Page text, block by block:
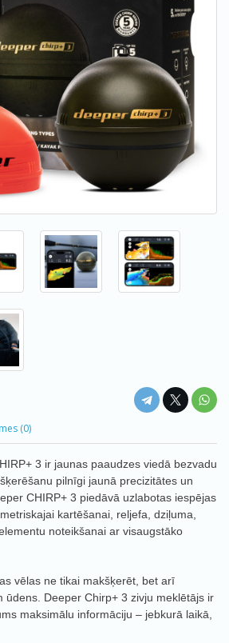
(0)
3 ir jaunas paaudzes viedā bezvadu
pilnīgi jaunā precizitātes un
CHIRP+ 3 piedāvā uzlabotas iespējas
kartēšanai, reljefa, dziļuma,
noteikšanai ar visaugstāko
vēlas ne tikai makšķerēt, bet arī
ūdens. Deeper Chirp+ 3 zivju meklētājs ir
maksimālu informāciju – jebkurā laikā,